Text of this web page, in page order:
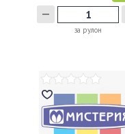
за рулон